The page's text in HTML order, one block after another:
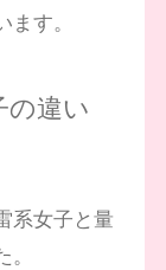
ます。
の違い
系女子と量